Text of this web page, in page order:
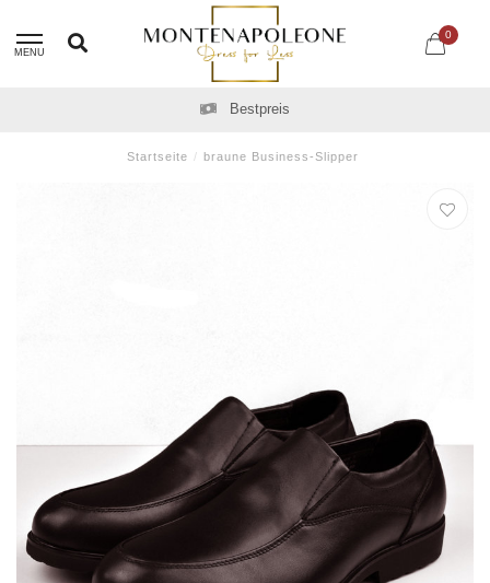
MENU
0
Bestpreis
Startseite / braune Business-Slipper